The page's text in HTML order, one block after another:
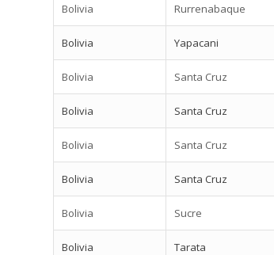
Bolivia Rurrenabaque
Bolivia Yapacani
Bolivia Santa Cruz
Bolivia Santa Cruz
Bolivia Santa Cruz
Bolivia Santa Cruz
Bolivia Sucre
Bolivia Tarata